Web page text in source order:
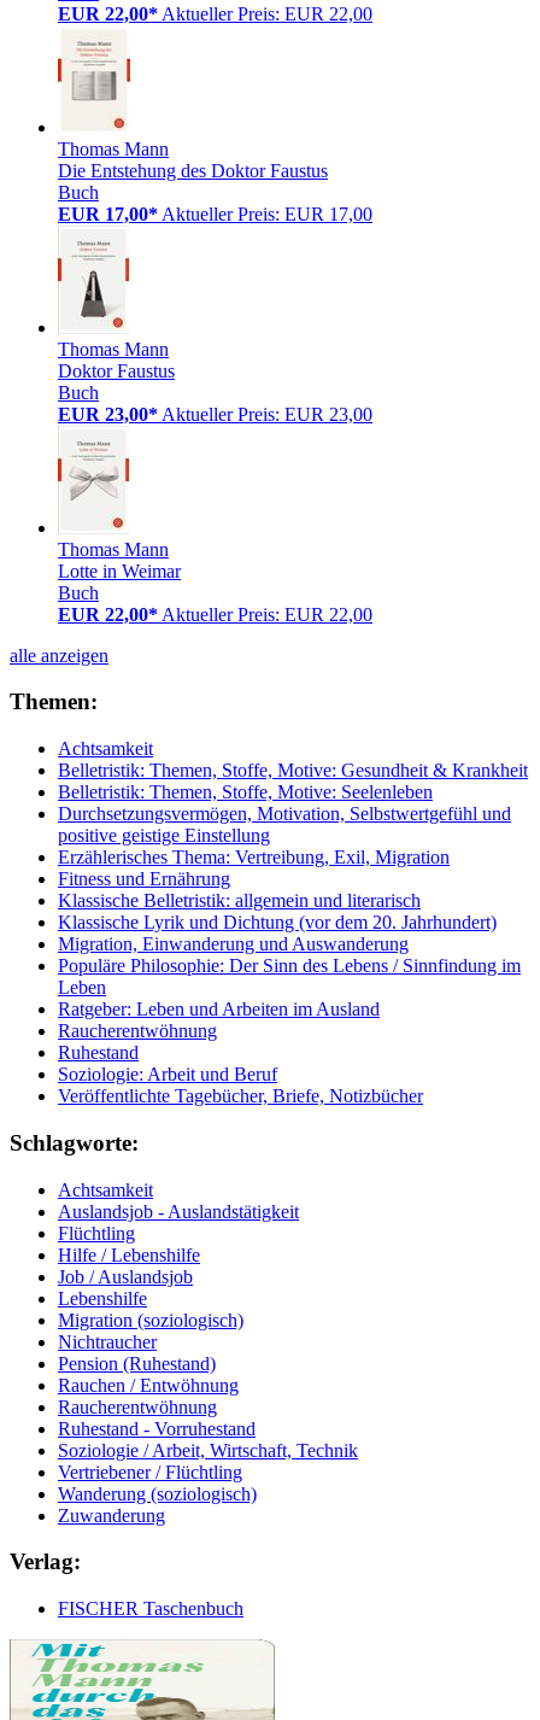
EUR 22,00* Aktueller Preis: EUR 22,00
Thomas Mann
Die Entstehung des Doktor Faustus
Buch
EUR 17,00* Aktueller Preis: EUR 17,00
Thomas Mann
Doktor Faustus
Buch
EUR 23,00* Aktueller Preis: EUR 23,00
Thomas Mann
Lotte in Weimar
Buch
EUR 22,00* Aktueller Preis: EUR 22,00
alle anzeigen
Themen:
Achtsamkeit
Belletristik: Themen, Stoffe, Motive: Gesundheit & Krankheit
Belletristik: Themen, Stoffe, Motive: Seelenleben
Durchsetzungsvermögen, Motivation, Selbstwertgefühl und
positive geistige Einstellung
Erzählerisches Thema: Vertreibung, Exil, Migration
Fitness und Ernährung
Klassische Belletristik: allgemein und literarisch
Klassische Lyrik und Dichtung (vor dem 20. Jahrhundert)
Migration, Einwanderung und Auswanderung
Populäre Philosophie: Der Sinn des Lebens / Sinnfindung im
Leben
Ratgeber: Leben und Arbeiten im Ausland
Raucherentwöhnung
Ruhestand
Soziologie: Arbeit und Beruf
Veröffentlichte Tagebücher, Briefe, Notizbücher
Schlagworte:
Achtsamkeit
Auslandsjob - Auslandstätigkeit
Flüchtling
Hilfe / Lebenshilfe
Job / Auslandsjob
Lebenshilfe
Migration (soziologisch)
Nichtraucher
Pension (Ruhestand)
Rauchen / Entwöhnung
Raucherentwöhnung
Ruhestand - Vorruhestand
Soziologie / Arbeit, Wirtschaft, Technik
Vertriebener / Flüchtling
Wanderung (soziologisch)
Zuwanderung
Verlag:
FISCHER Taschenbuch